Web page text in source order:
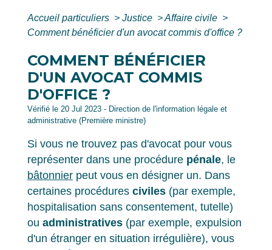
Accueil particuliers > Justice >Affaire civile >
Comment bénéficier d'un avocat commis d'office ?
COMMENT BÉNÉFICIER
D'UN AVOCAT COMMIS
D'OFFICE ?
Vérifié le 20 Jul 2023 - Direction de l'information légale et
administrative (Première ministre)
Si vous ne trouvez pas d'avocat pour vous
représenter dans une procédure pénale, le
bâtonnier peut vous en désigner un. Dans
certaines procédures civiles (par exemple,
hospitalisation sans consentement, tutelle)
ou administratives (par exemple, expulsion
d'un étranger en situation irrégulière), vous